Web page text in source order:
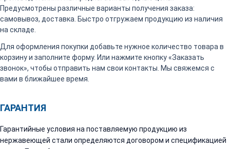
Предусмотрены различные варианты получения заказа:
самовывоз, доставка. Быстро отгружаем продукцию из наличия
на складе.
Для оформления покупки добавьте нужное количество товара в
корзину и заполните форму. Или нажмите кнопку «Заказать
звонок», чтобы отправить нам свои контакты. Мы свяжемся с
вами в ближайшее время.
ГАРАНТИЯ
Гарантийные условия на поставляемую продукцию из
нержавеющей стали определяются договором и спецификацией